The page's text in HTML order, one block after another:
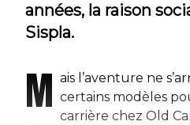
années, la raison
Sispla.
M ais l’aventure ne
certains modèles
carrière chez Old